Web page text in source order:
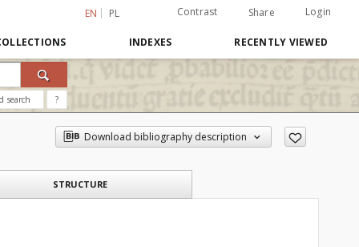
EN PL Contrast Share Login
INDEXES RECENTLY VIEWED
search ?
Download bibliography description
STRUCTURE